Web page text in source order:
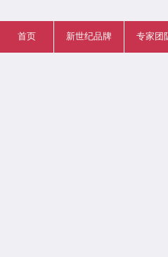
首页 新世纪品牌 专家团